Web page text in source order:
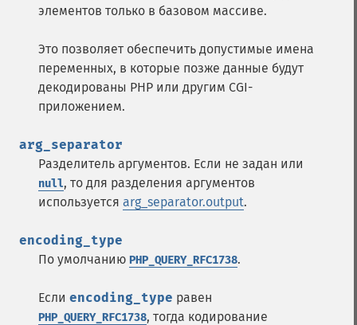
элементов только в базовом массиве.
Это позволяет обеспечить допустимые имена
переменных, в которые позже данные будут
декодированы PHP или другим CGI-
приложением.
arg_separator
Разделитель аргументов. Если не задан или
null, то для разделения аргументов
используется arg_separator.output.
encoding_type
По умолчанию PHP_QUERY_RFC1738.
Если encoding_type равен
PHP_QUERY_RFC1738, тогда кодирование